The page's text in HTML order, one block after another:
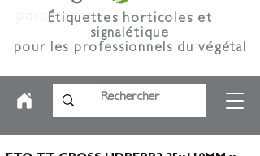
paragraphe.
Étiquettes horticoles et
signalétique
pour les professionnels du végétal